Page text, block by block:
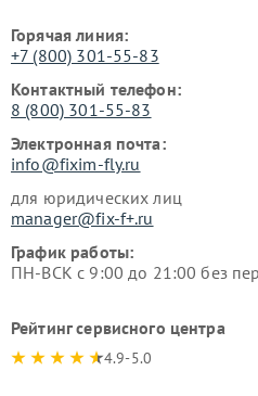
Горячая линия:
+7 (800) 301-55-83
Контактный телефон:
8 (800) 301-55-83
Электронная почта:
info@fixim-fly.ru
для юридических лиц
manager@fix-f+.ru
График работы:
ПН-ВСК с 9:00 до 21:00 без
Рейтинг сервисного центра
4.9-5.0